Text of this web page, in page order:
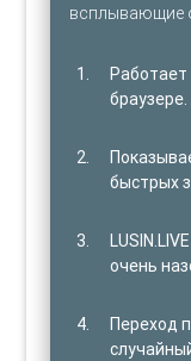
всплывающие
браузере.
быстрых
очень
Переход